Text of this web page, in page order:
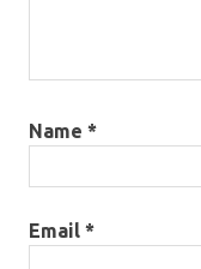
Name *
Email *